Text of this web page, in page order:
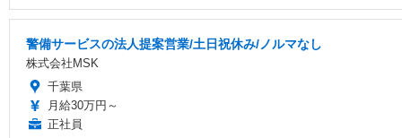
警備サービスの法人提案営業/土日祝休み/ノルマなし
株式会社MSK
千葉県
月給30万円～
正社員